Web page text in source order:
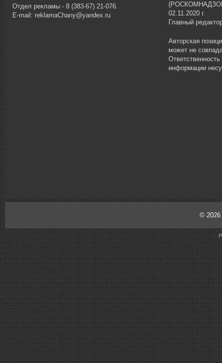
Отдел рекламы - 8 (383-67) 21-076.
E-mail: reklamaChany@yandex.ru
02.11.2020 г.
Главный
Авторская
может не
информации
© 2026